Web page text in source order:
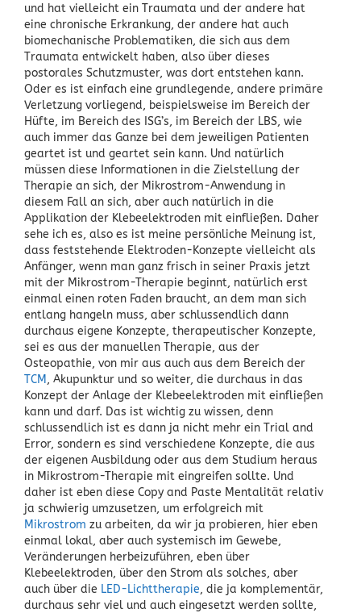
und hat vielleicht ein Traumata und der andere hat
eine chronische Erkrankung, der andere hat auch
biomechanische Problematiken, die sich aus dem
Traumata entwickelt haben, also über dieses
postorales Schutzmuster, was dort entstehen kann.
Oder es ist einfach eine grundlegende, andere primäre
Verletzung vorliegend, beispielsweise im Bereich der
Hüfte, im Bereich des ISG’s, im Bereich der LBS, wie
auch immer das Ganze bei dem jeweiligen Patienten
geartet ist und geartet sein kann. Und natürlich
müssen diese Informationen in die Zielstellung der
Therapie an sich, der Mikrostrom-Anwendung in
diesem Fall an sich, aber auch natürlich in die
Applikation der Klebeelektroden mit einfließen. Daher
sehe ich es, also es ist meine persönliche Meinung ist,
dass feststehende Elektroden-Konzepte vielleicht als
Anfänger, wenn man ganz frisch in seiner Praxis jetzt
mit der Mikrostrom-Therapie beginnt, natürlich erst
einmal einen roten Faden braucht, an dem man sich
entlang hangeln muss, aber schlussendlich dann
durchaus eigene Konzepte, therapeutischer Konzepte,
sei es aus der manuellen Therapie, aus der
Osteopathie, von mir aus auch aus dem Bereich der
TCM , Akupunktur und so weiter, die durchaus in das
Konzept der Anlage der Klebeelektroden mit einfließen
kann und darf. Das ist wichtig zu wissen, denn
schlussendlich ist es dann ja nicht mehr ein Trial and
Error, sondern es sind verschiedene Konzepte, die aus
der eigenen Ausbildung oder aus dem Studium heraus
in Mikrostrom-Therapie mit eingreifen sollte. Und
daher ist eben diese Copy and Paste Mentalität relativ
ja schwierig umzusetzen, um erfolgreich mit
Mikrostrom zu arbeiten, da wir ja probieren, hier eben
einmal lokal, aber auch systemisch im Gewebe,
Veränderungen herbeizuführen, eben über
Klebeelektroden, über den Strom als solches, aber
auch über die LED-Lichttherapie, die ja komplementär,
durchaus sehr viel und auch eingesetzt werden sollte,